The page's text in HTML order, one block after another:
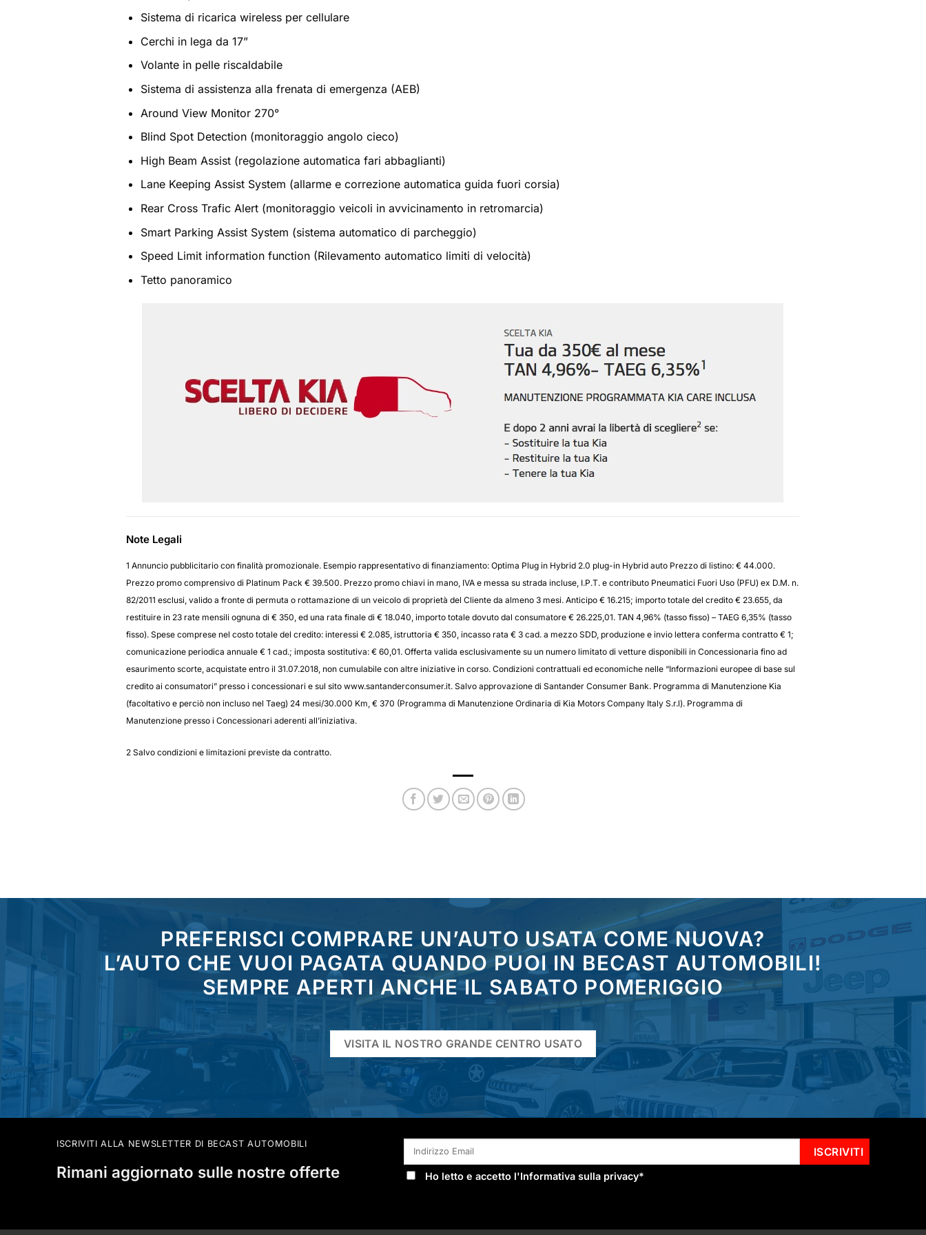
Sistema di ricarica wireless per cellulare
Cerchi in lega da 17”
Volante in pelle riscaldabile
Sistema di assistenza alla frenata di emergenza (AEB)
Around View Monitor 270°
Blind Spot Detection (monitoraggio angolo cieco)
High Beam Assist (regolazione automatica fari abbaglianti)
Lane Keeping Assist System (allarme e correzione automatica guida fuori corsia)
Rear Cross Trafic Alert (monitoraggio veicoli in avvicinamento in retromarcia)
Smart Parking Assist System (sistema automatico di parcheggio)
Speed Limit information function (Rilevamento automatico limiti di velocità)
Tetto panoramico
Note Legali
1 Annuncio pubblicitario con finalità promozionale. Esempio rappresentativo di finanziamento: Optima Plug in Hybrid 2.0 plug-in Hybrid auto Prezzo di listino: € 44.000.
Prezzo promo comprensivo di Platinum Pack € 39.500. Prezzo promo chiavi in mano, IVA e messa su strada incluse, I.P.T. e contributo Pneumatici Fuori Uso (PFU) ex D.M. n.
82/2011 esclusi, valido a fronte di permuta o rottamazione di un veicolo di proprietà del Cliente da almeno 3 mesi. Anticipo € 16.215; importo totale del credito € 23.655, da
restituire in 23 rate mensili ognuna di € 350, ed una rata finale di € 18.040, importo totale dovuto dal consumatore € 26.225,01. TAN 4,96% (tasso fisso) – TAEG 6,35% (tasso
fisso). Spese comprese nel costo totale del credito: interessi € 2.085, istruttoria € 350, incasso rata € 3 cad. a mezzo SDD, produzione e invio lettera conferma contratto € 1;
comunicazione periodica annuale € 1 cad.; imposta sostitutiva: € 60,01. Offerta valida esclusivamente su un numero limitato di vetture disponibili in Concessionaria fino ad
esaurimento scorte, acquistate entro il 31.07.2018, non cumulabile con altre iniziative in corso. Condizioni contrattuali ed economiche nelle “Informazioni europee di base sul
credito ai consumatori” presso i concessionari e sul sito www.santanderconsumer.it. Salvo approvazione di Santander Consumer Bank. Programma di Manutenzione Kia
(facoltativo e perciò non incluso nel Taeg) 24 mesi/30.000 Km, € 370 (Programma di Manutenzione Ordinaria di Kia Motors Company Italy S.r.l). Programma di
Manutenzione presso i Concessionari aderenti all’iniziativa.
2 Salvo condizioni e limitazioni previste da contratto.
PREFERISCI COMPRARE UN’AUTO USATA COME NUOVA?
L’AUTO CHE VUOI PAGATA QUANDO PUOI IN BECAST AUTOMOBILI!
SEMPRE APERTI ANCHE IL SABATO POMERIGGIO
VISITA IL NOSTRO GRANDE CENTRO USATO
ISCRIVITI ALLA NEWSLETTER DI BECAST AUTOMOBILI
Rimani aggiornato sulle nostre offerte Ho letto e accetto l'Informativa sulla privacy*